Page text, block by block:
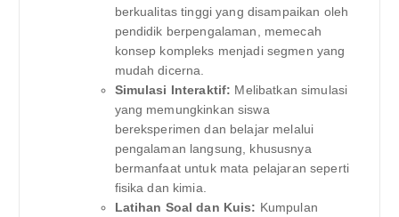
berkualitas tinggi yang disampaikan oleh
pendidik berpengalaman, memecah
konsep kompleks menjadi segmen yang
mudah dicerna.
Simulasi Interaktif: Melibatkan simulasi
yang memungkinkan siswa
bereksperimen dan belajar melalui
pengalaman langsung, khususnya
bermanfaat untuk mata pelajaran seperti
fisika dan kimia.
Latihan Soal dan Kuis: Kumpulan